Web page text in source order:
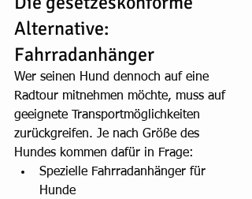
Alternative:
Fahrradanhänger
Wer seinen Hund dennoch auf eine
Radtour mitnehmen möchte, muss auf
geeignete Transportmöglichkeiten
zurückgreifen. Je nach Größe des
Hundes kommen dafür in Frage:
Spezielle Fahrradanhänger für
Hunde